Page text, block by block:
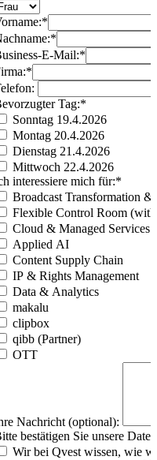
*
*
E-Mail:*
*
Tag:*
Sonntag 19.4.2026
Montag 20.4.2026
Dienstag 21.4.2026
Mittwoch 22.4.2026
interessiere mich für:*
Broadcast Transformation &
Flexible Control Room
Cloud & Managed Services
Applied AI
Content Supply Chain
IP & Rights Management
Data & Analytics
makalu
clipbox
qibb (Partner)
OTT
Nachricht (optional):
bestätigen Sie unsere
Wir bei Qvest wissen, wie